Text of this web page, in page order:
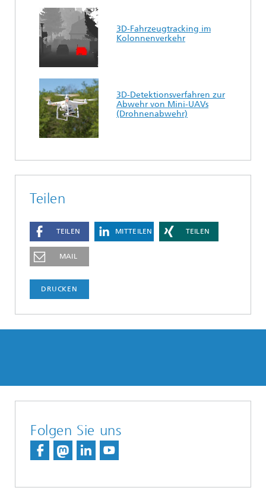
3D-Fahrzeugtracking im
Kolonnenverkehr
3D-Detektionsverfahren zur
Abwehr von Mini-UAVs
(Drohnenabwehr)
Teilen
TEILEN MITTEILEN TEILEN
MAIL
DRUCKEN
Folgen Sie uns